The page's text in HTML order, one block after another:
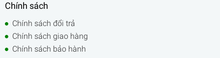
Chính sách
Chính sách đổi trả
Chính sách giao hàng
Chính sách bảo hành